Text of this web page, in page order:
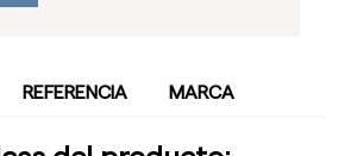
REFERENCIA MARCA